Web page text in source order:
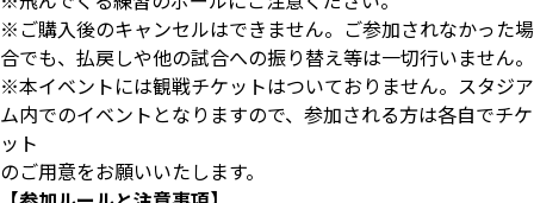
※ご購入後のキャンセルはできません。ご参加されなかった場
合でも、払戻しや他の試合への振り替え等は一切行いません。
※本イベントには観戦チケットはついておりません。スタジア
ム内でのイベントとなりますので、参加される方は各自でチケ
ット
のご用意をお願いいたします。